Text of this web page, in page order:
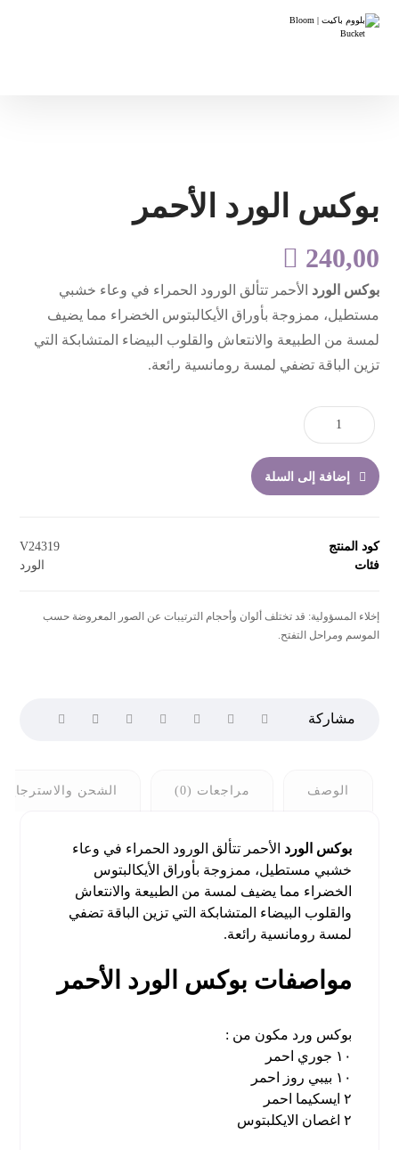
بوكس الورد الأحمر
 240,00
بوكس الورد الأحمر تتألق الورود الحمراء في وعاء خشبي
مستطيل، ممزوجة بأوراق الأيكالبتوس الخضراء مما يضيف
لمسة من الطبيعة والانتعاش والقلوب البيضاء المتشابكة التي
تزين الباقة تضفي لمسة رومانسية رائعة.
إضافة إلى السلة
كود المنتج
V24319
فئات
الورد
إخلاء المسؤولية: قد تختلف ألوان وأحجام الترتيبات عن الصور المعروضة حسب
الموسم ومراحل التفتح.
الوصف مراجعات (0) الشحن والاسترجاع
بوكس الورد الأحمر تتألق الورود الحمراء في وعاء
خشبي مستطيل، ممزوجة بأوراق الأيكالبتوس
الخضراء مما يضيف لمسة من الطبيعة والانتعاش
والقلوب البيضاء المتشابكة التي تزين الباقة تضفي
لمسة رومانسية رائعة.
مواصفات بوكس الورد الأحمر
بوكس ورد مكون من :
١٠ جوري احمر
١٠ بيبي روز احمر
٢ ايسكيما احمر
٢ اغصان الايكلبتوس